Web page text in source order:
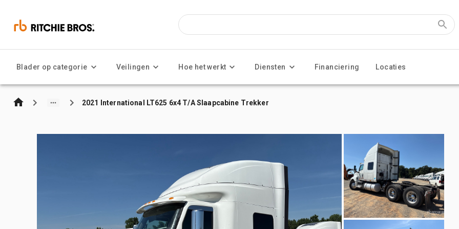
Blader op categorie Veilingen Hoe het werkt Diensten Financiering Locaties
2021 International LT625 6x4 T/A Slaapcabine Trekker